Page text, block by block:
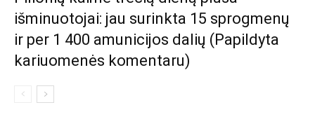
išminuotojai: jau surinkta 15 sprogmenų
ir per 1 400 amunicijos dalių (Papildyta
kariuomenės komentaru)